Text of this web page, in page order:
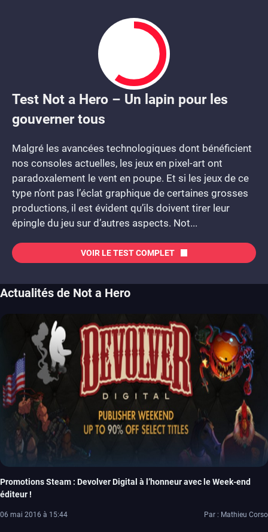
Test Not a Hero – Un lapin pour les
gouverner tous
Malgré les avancées technologiques dont bénéficient
nos consoles actuelles, les jeux en pixel-art ont
paradoxalement le vent en poupe. Et si les jeux de ce
type n’ont pas l’éclat graphique de certaines grosses
productions, il est évident qu’ils doivent tirer leur
épingle du jeu sur d’autres aspects. Not...
VOIR LE TEST COMPLET
Actualités de Not a Hero
Promotions Steam : Devolver Digital à l’honneur avec le Week-end
éditeur !
06 mai 2016 à 15:44 Par : Mathieu Corso